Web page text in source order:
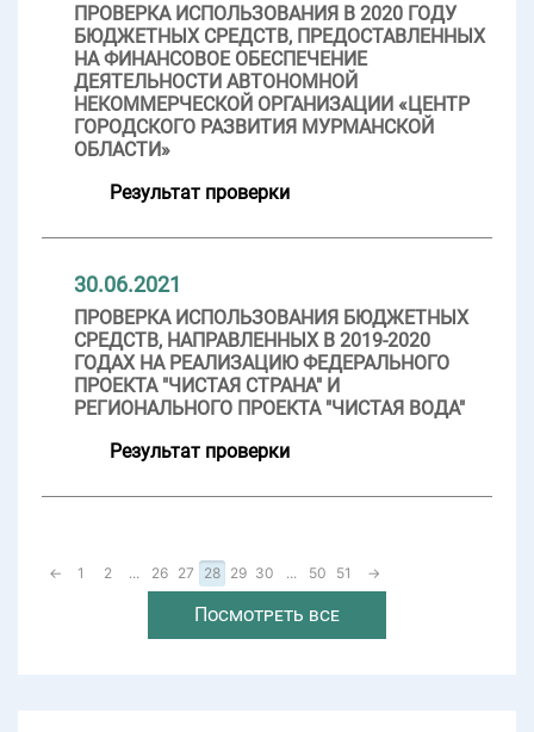
ПРОВЕРКА ИСПОЛЬЗОВАНИЯ В 2020 ГОДУ
БЮДЖЕТНЫХ СРЕДСТВ, ПРЕДОСТАВЛЕННЫХ
НА ФИНАНСОВОЕ ОБЕСПЕЧЕНИЕ
ДЕЯТЕЛЬНОСТИ АВТОНОМНОЙ
НЕКОММЕРЧЕСКОЙ ОРГАНИЗАЦИИ «ЦЕНТР
ГОРОДСКОГО РАЗВИТИЯ МУРМАНСКОЙ
ОБЛАСТИ»
Результат проверки
30.06.2021
ПРОВЕРКА ИСПОЛЬЗОВАНИЯ БЮДЖЕТНЫХ
СРЕДСТВ, НАПРАВЛЕННЫХ В 2019-2020
ГОДАХ НА РЕАЛИЗАЦИЮ ФЕДЕРАЛЬНОГО
ПРОЕКТА "ЧИСТАЯ СТРАНА" И
РЕГИОНАЛЬНОГО ПРОЕКТА "ЧИСТАЯ ВОДА"
Результат проверки
← 1 2 ... 26 27 28 29 30 ... 50 51 →
Посмотреть все